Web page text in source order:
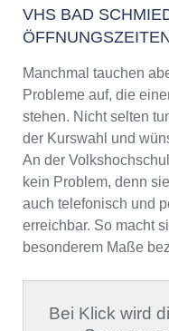
VHS BAD
Manchmal tauchen
Probleme auf, die
stehen. Nicht selten
der Kurswahl und
An der
kein Problem, denn
auch telefonisch und
erreichbar. So macht
besonderem Maße
Bei Klick wird